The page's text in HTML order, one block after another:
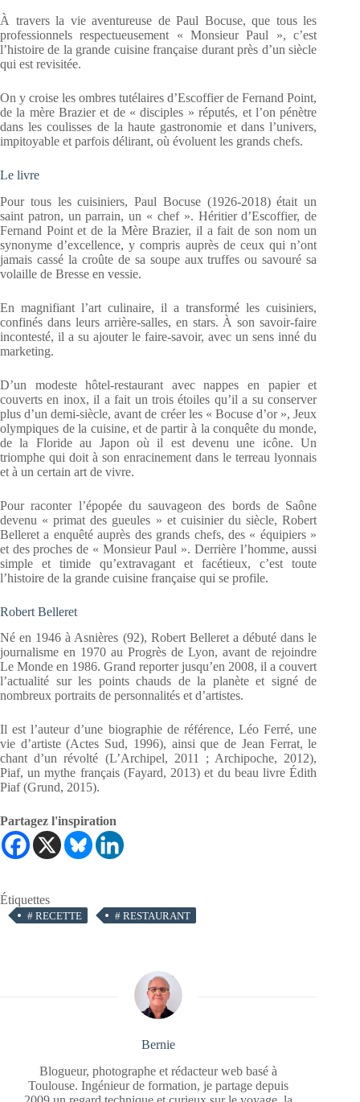
À travers la vie aventureuse de Paul Bocuse, que tous les
professionnels respectueusement « Monsieur Paul », c’est
l’histoire de la grande cuisine française durant près d’un siècle
qui est revisitée.
On y croise les ombres tutélaires d’Escoffier de Fernand Point,
de la mère Brazier et de « disciples » réputés, et l’on pénètre
dans les coulisses de la haute gastronomie et dans l’univers,
impitoyable et parfois délirant, où évoluent les grands chefs.
Le livre
Pour tous les cuisiniers, Paul Bocuse (1926-2018) était un
saint patron, un parrain, un « chef ». Héritier d’Escoffier, de
Fernand Point et de la Mère Brazier, il a fait de son nom un
synonyme d’excellence, y compris auprès de ceux qui n’ont
jamais cassé la croûte de sa soupe aux truffes ou savouré sa
volaille de Bresse en vessie.
En magnifiant l’art culinaire, il a transformé les cuisiniers,
confinés dans leurs arrière-salles, en stars. À son savoir-faire
incontesté, il a su ajouter le faire-savoir, avec un sens inné du
marketing.
D’un modeste hôtel-restaurant avec nappes en papier et
couverts en inox, il a fait un trois étoiles qu’il a su conserver
plus d’un demi-siècle, avant de créer les « Bocuse d’or », Jeux
olympiques de la cuisine, et de partir à la conquête du monde,
de la Floride au Japon où il est devenu une icône. Un
triomphe qui doit à son enracinement dans le terreau lyonnais
et à un certain art de vivre.
Pour raconter l’épopée du sauvageon des bords de Saône
devenu « primat des gueules » et cuisinier du siècle, Robert
Belleret a enquêté auprès des grands chefs, des « équipiers »
et des proches de « Monsieur Paul ». Derrière l’homme, aussi
simple et timide qu’extravagant et facétieux, c’est toute
l’histoire de la grande cuisine française qui se profile.
Robert Belleret
Né en 1946 à Asnières (92), Robert Belleret a débuté dans le
journalisme en 1970 au Progrès de Lyon, avant de rejoindre
Le Monde en 1986. Grand reporter jusqu’en 2008, il a couvert
l’actualité sur les points chauds de la planète et signé de
nombreux portraits de personnalités et d’artistes.
Il est l’auteur d’une biographie de référence, Léo Ferré, une
vie d’artiste (Actes Sud, 1996), ainsi que de Jean Ferrat, le
chant d’un révolté (L’Archipel, 2011 ; Archipoche, 2012),
Piaf, un mythe français (Fayard, 2013) et du beau livre Édith
Piaf (Grund, 2015).
Partagez l'inspiration
Étiquettes
# RECETTE # RESTAURANT
Bernie
Blogueur, photographe et rédacteur web basé à
Toulouse. Ingénieur de formation, je partage depuis